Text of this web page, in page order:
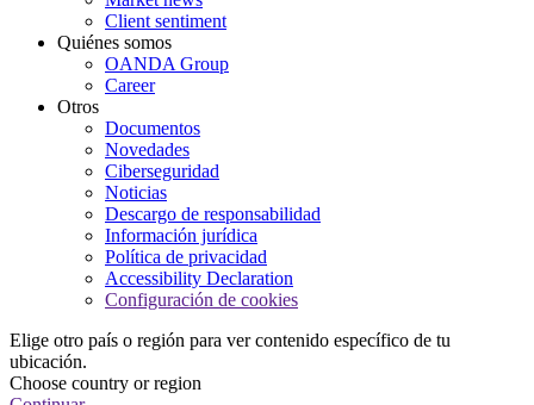
Client sentiment
Quiénes somos
OANDA Group
Career
Otros
Documentos
Novedades
Ciberseguridad
Noticias
Descargo de responsabilidad
Información jurídica
Política de privacidad
Accessibility Declaration
Configuración de cookies
Elige otro país o región para ver contenido específico de tu
ubicación.
Choose country or region